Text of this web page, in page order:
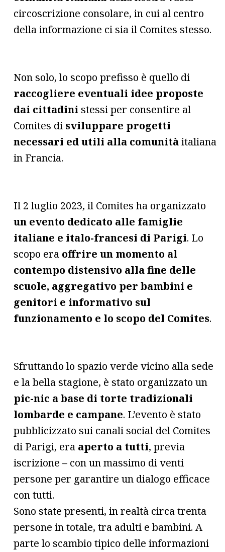
circoscrizione consolare, in cui al centro
della informazione ci sia il Comites stesso.
Non solo, lo scopo prefisso è quello di
raccogliere eventuali idee proposte
dai cittadini stessi per consentire al
Comites di sviluppare progetti
necessari ed utili alla comunitàitaliana
in Francia.
Il 2 luglio 2023, il Comites ha organizzato
un evento dedicato alle famiglie
italiane e italo-francesi di Parigi. Lo
scopo era offrire un momento al
contempo distensivo alla fine delle
scuole, aggregativo per bambini e
genitori e informativo sul
funzionamento e lo scopo del Comites.
Sfruttando lo spazio verde vicino alla sede
e la bella stagione, è stato organizzato un
pic-nic a base di torte tradizionali
lombarde e campane. L’evento è stato
pubblicizzato sui canali social del Comites
di Parigi, era aperto a tutti, previa
iscrizione – con un massimo di venti
persone per garantire un dialogo efficace
con tutti.
Sono state presenti, in realtà circa trenta
persone in totale, tra adulti e bambini. A
parte lo scambio tipico delle informazioni